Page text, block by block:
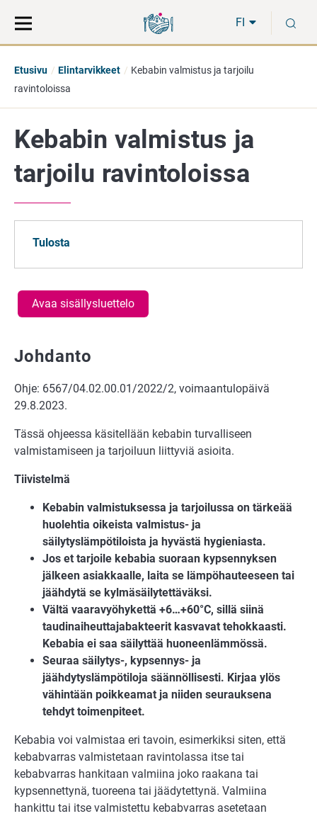
suoraan
sisältöön
koko
sivuston
FI
Etusivu Elintarvikkeet
Kebabin valmistus ja tarjoilu
ravintoloissa
Kebabin valmistus ja
tarjoilu ravintoloissa
Tulosta
Avaa sisällysluettelo
Johdanto
Ohje: 6567/04.02.00.01/2022/2, voimaantulopäivä
29.8.2023.
Tässä ohjeessa käsitellään kebabin turvalliseen
valmistamiseen ja tarjoiluun liittyviä asioita.
Tiivistelmä
Kebabin valmistuksessa ja tarjoilussa on tärkeää
huolehtia oikeista valmistus- ja
säilytyslämpötiloista ja hyvästä hygieniasta.
Jos et tarjoile kebabia suoraan kypsennyksen
jälkeen asiakkaalle, laita se lämpöhauteeseen tai
jäähdytä se kylmäsäilytettäväksi.
Vältä vaaravyöhykettä +6…+60°C, sillä siinä
taudinaiheuttajabakteerit kasvavat tehokkaasti.
Kebabia ei saa säilyttää huoneenlämmössä.
Seuraa säilytys-, kypsennys- ja
jäähdytyslämpötiloja säännöllisesti. Kirjaa ylös
vähintään poikkeamat ja niiden seurauksena
tehdyt toimenpiteet.
Kebabia voi valmistaa eri tavoin, esimerkiksi siten, että
kebabvarras valmistetaan ravintolassa itse tai
kebabvarras hankitaan valmiina joko raakana tai
kypsennettynä, tuoreena tai jäädytettynä. Valmiina
hankittu tai itse valmistettu kebabvarras asetetaan